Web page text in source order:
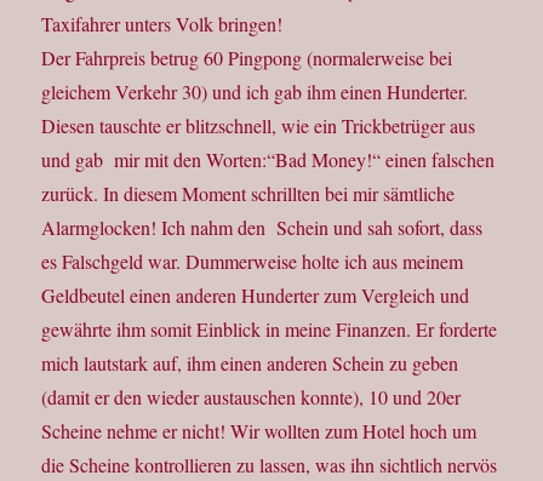
Taxifahrer unters Volk bringen!
Der Fahrpreis betrug 60 Pingpong (normalerweise bei
gleichem Verkehr 30) und ich gab ihm einen Hunderter.
Diesen tauschte er blitzschnell, wie ein Trickbetrüger aus
und gab mir mit den Worten:“Bad Money!“ einen falschen
zurück. In diesem Moment schrillten bei mir sämtliche
Alarmglocken! Ich nahm den Schein und sah sofort, dass
es Falschgeld war. Dummerweise holte ich aus meinem
Geldbeutel einen anderen Hunderter zum Vergleich und
gewährte ihm somit Einblick in meine Finanzen. Er forderte
mich lautstark auf, ihm einen anderen Schein zu geben
(damit er den wieder austauschen konnte), 10 und 20er
Scheine nehme er nicht! Wir wollten zum Hotel hoch um
die Scheine kontrollieren zu lassen, was ihn sichtlich nervös